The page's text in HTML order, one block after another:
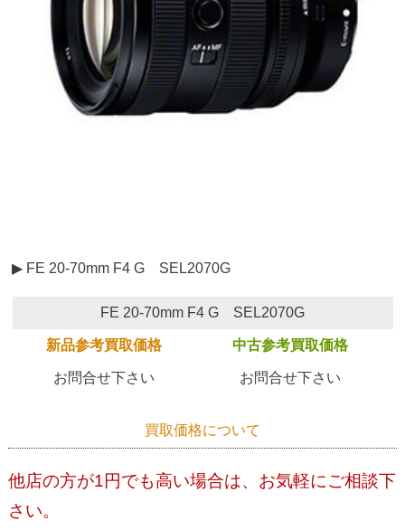
▶ FE 20-70mm F4 G SEL2070G
FE 20-70mm F4 G SEL2070G
新品参考買取価格 中古参考買取価格
お問合せ下さい お問合せ下さい
買取価格について
他店の方が1円でも高い場合は、お気軽にご相談下
さい。